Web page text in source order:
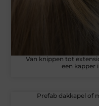
Van knippen tot
een kapper
Prefab dakkapel of